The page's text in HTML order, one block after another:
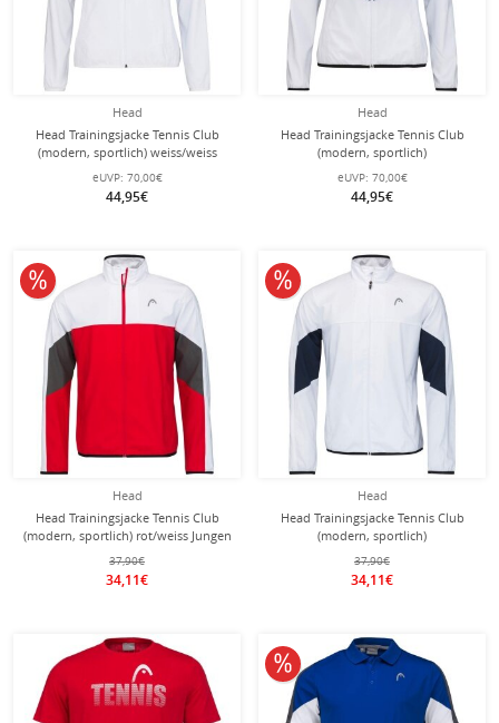
Head
Head Trainingsjacke Tennis Club
(modern, sportlich) weiss/weiss
Damen
eUVP: 70,00€
44,95€
Head
Head Trainingsjacke Tennis Club
(modern, sportlich)
weiss/dunkelblau Damen
eUVP: 70,00€
44,95€
Head
Head Trainingsjacke Tennis Club
(modern, sportlich) rot/weiss Jungen
37,90€
34,11€
10% reduziert
Head
Head Trainingsjacke Tennis Club
(modern, sportlich)
weiss/dunkelblau Jungen
37,90€
34,11€
10% reduziert
10% reduziert